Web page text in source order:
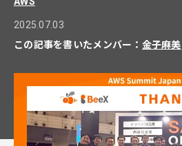
2025.07.03
この記事を書いたメンバー： 金子麻美